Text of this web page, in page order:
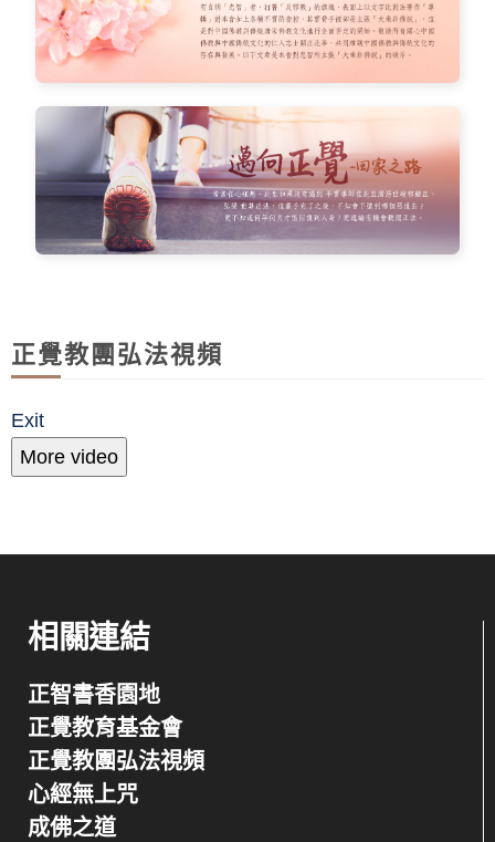
正覺教團弘法視頻
Exit
More video
相關連結
正智書香園地
正覺教育基金會
正覺教團弘法視頻
心經無上咒
成佛之道